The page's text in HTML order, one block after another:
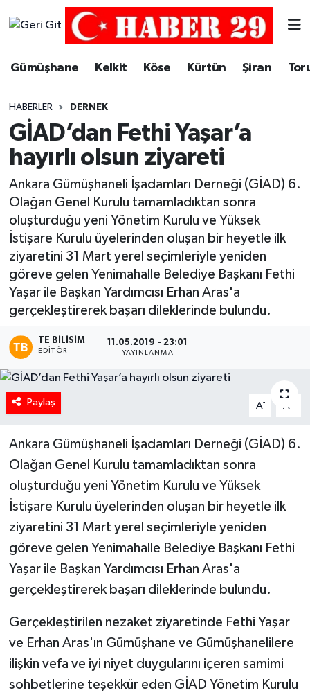
Gümüşhane Kelkit Köse Kürtün Şiran
HABERLER DERNEK
GİAD’dan Fethi Yaşar’a
hayırlı olsun ziyareti
Ankara Gümüşhaneli İşadamları Derneği (GİAD) 6.
Olağan Genel Kurulu tamamladıktan sonra
oluşturduğu yeni Yönetim Kurulu ve Yüksek
İstişare Kurulu üyelerinden oluşan bir heyetle ilk
ziyaretini 31 Mart yerel seçimleriyle yeniden
göreve gelen Yenimahalle Belediye Başkanı Fethi
Yaşar ile Başkan Yardımcısı Erhan Aras'a
gerçekleştirerek başarı dileklerinde bulundu.
TE BILISIM
EDITÖR
11.05.2019 - 23:01
YAYINLANMA
Paylaş A- A
Ankara Gümüşhaneli İşadamları Derneği (GİAD) 6.
Olağan Genel Kurulu tamamladıktan sonra
oluşturduğu yeni Yönetim Kurulu ve Yüksek
İstişare Kurulu üyelerinden oluşan bir heyetle ilk
ziyaretini 31 Mart yerel seçimleriyle yeniden
göreve gelen Yenimahalle Belediye Başkanı Fethi
Yaşar ile Başkan Yardımcısı Erhan Aras'a
gerçekleştirerek başarı dileklerinde bulundu.
Gerçekleştirilen nezaket ziyaretinde Fethi Yaşar
ve Erhan Aras'ın Gümüşhane ve Gümüşhanelilere
ilişkin vefa ve iyi niyet duygularını içeren samimi
sohbetlerine teşekkür eden GİAD Yönetim Kurulu
Merkez Trafik Yoğunluk Haritası
Süper Lig Puan Durumu ve Fikstür
Tüm Manşetler
Son Dakika Haberleri
Haber Arşivi